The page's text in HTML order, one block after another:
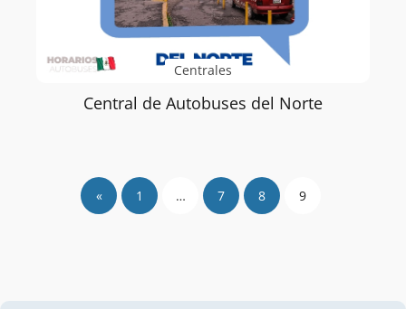
Centrales
Central de Autobuses del Norte
« 1 … 7 8 9